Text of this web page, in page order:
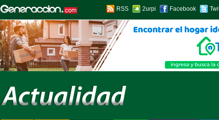
RSS 2urpi Facebook